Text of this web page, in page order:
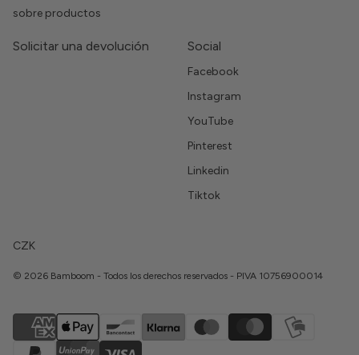
sobre productos
Solicitar una devolución Social
Facebook
Instagram
YouTube
Pinterest
Linkedin
Tiktok
CZK
© 2026 Bamboom - Todos los derechos reservados - PIVA 10756900014